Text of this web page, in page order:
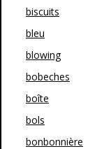
biscuits
bleu
blowing
bobeches
boîte
bols
bonbonnière